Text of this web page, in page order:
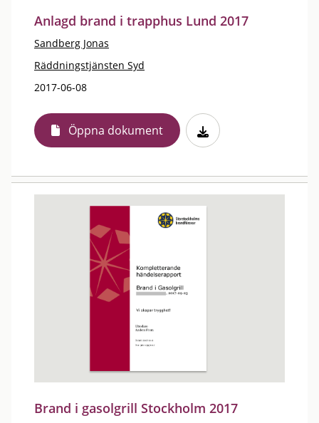
Anlagd brand i trapphus Lund 2017
Sandberg Jonas
Räddningstjänsten Syd
2017-06-08
Öppna dokument
Brand i gasolgrill Stockholm 2017